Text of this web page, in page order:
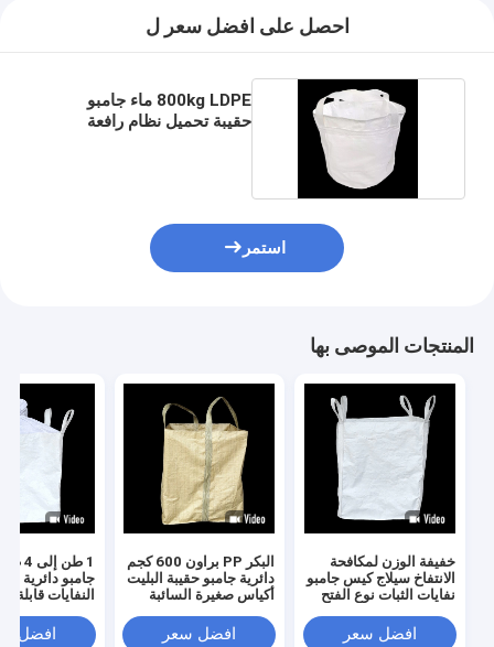
احصل على افضل سعر ل
800kg LDPE ماء جامبو
حقيبة تحميل نظام رافعة
استمر
المنتجات الموصى بها
خفيفة الوزن لمكافحة
الانتفاخ سيلاج كيس جامبو
نفايات الثبات نوع الفتح
افضل سعر
البكر PP براون 600 كجم
دائرية جامبو حقيبة البليت
أكياس صغيرة السائبة
افضل سعر
1 طن
جامبو دائرية
النفايات قابلة
افضل